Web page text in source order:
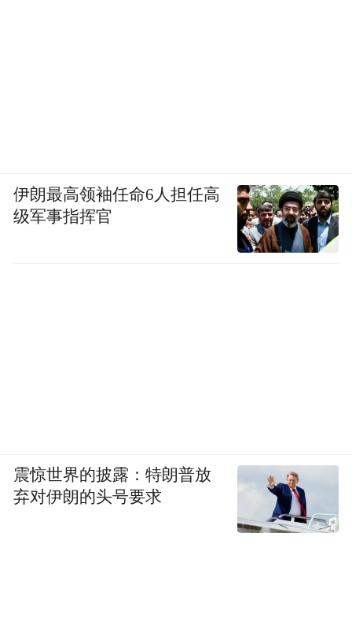
伊朗最高领袖任命6人担任高
级军事指挥官
震惊世界的披露：特朗普放
弃对伊朗的头号要求